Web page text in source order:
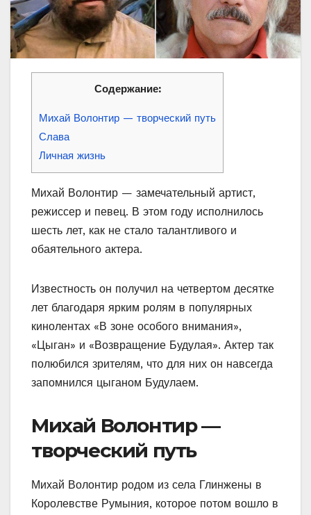
Содержание:
Михай Волонтир — творческий путь
Слава
Личная жизнь
Михай Волонтир — замечательный артист,
режиссер и певец. В этом году исполнилось
шесть лет, как не стало талантливого и
обаятельного актера.
Известность он получил на четвертом десятке
лет благодаря ярким ролям в популярных
кинолентах «В зоне особого внимания»,
«Цыган» и «Возвращение Будулая». Актер так
полюбился зрителям, что для них он навсегда
запомнился цыганом Будулаем.
Михай Волонтир —
творческий путь
Михай Волонтир родом из села Глинжены в
Королевстве Румыния, которое потом вошло в